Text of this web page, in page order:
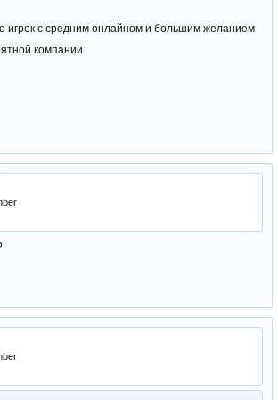
игрок с средним онлайном и большим желанием
компании